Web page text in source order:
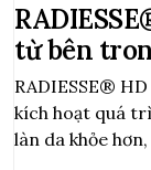
từ bên
RADIESSE®
kích hoạt quá
làn da khỏe